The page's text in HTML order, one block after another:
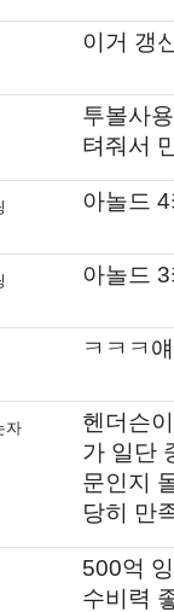
이거 갱
투볼사
텨줘서
아놀드
아놀드
ㅋㅋㅋ
자
헨더슨
가 일단
문인지
당히 만
500억
수비력